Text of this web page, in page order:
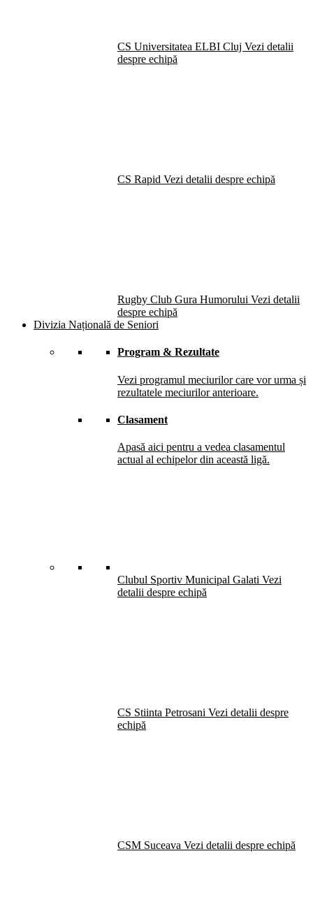
CS Universitatea ELBI Cluj Vezi detalii
despre echipă
CS Rapid Vezi detalii despre echipă
Rugby Club Gura Humorului Vezi detalii
despre echipă
Divizia Națională de Seniori
Program & Rezultate
Vezi programul meciurilor care vor urma și
rezultatele meciurilor anterioare.
Clasament
Apasă aici pentru a vedea clasamentul
actual al echipelor din această ligă.
Clubul Sportiv Municipal Galati Vezi
detalii despre echipă
CS Stiinta Petrosani Vezi detalii despre
echipă
CSM Suceava Vezi detalii despre echipă